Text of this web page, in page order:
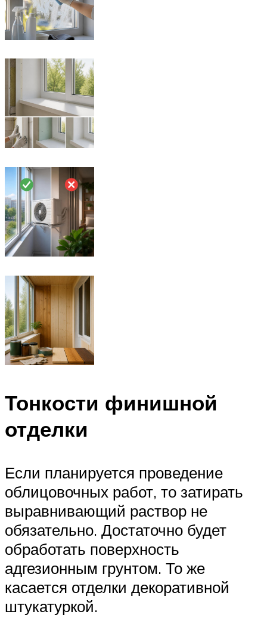
Тонкости финишной
отделки
Если планируется проведение
облицовочных работ, то затирать
выравнивающий раствор не
обязательно. Достаточно будет
обработать поверхность
адгезионным грунтом. То же
касается отделки декоративной
штукатуркой.